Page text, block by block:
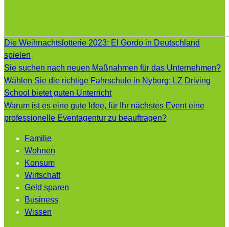
Die Weihnachtslotterie 2023: El Gordo in Deutschland
spielen
Sie suchen nach neuen Maßnahmen für das Unternehmen?
Wählen Sie die richtige Fahrschule in Nyborg: LZ Driving
School bietet guten Unterricht
Warum ist es eine gute Idee, für Ihr nächstes Event eine
professionelle Eventagentur zu beauftragen?
Familie
Wohnen
Konsum
Wirtschaft
Geld sparen
Business
Wissen